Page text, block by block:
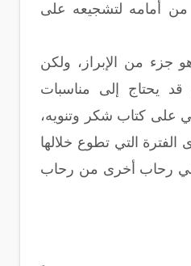
من أمامه لتشجيعه على
جزء من الإبراز، ولكن
يحتاج إلى مناسبات
على كتاب شكر وتنويه،
التي تطوع خلالها
في رحاب أخرى من رحاب